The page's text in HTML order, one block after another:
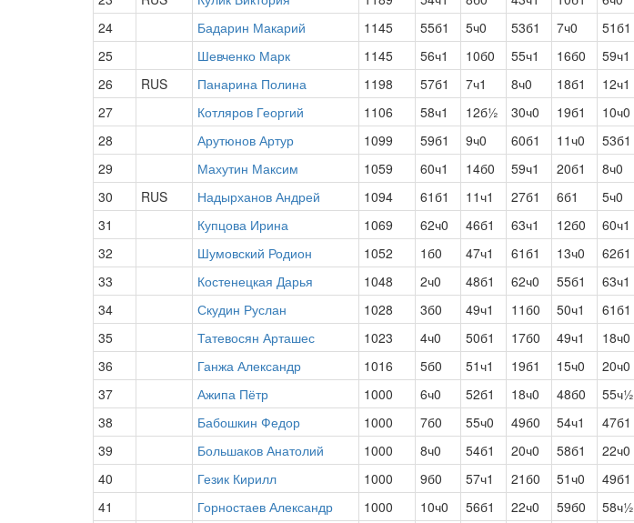
24
Бадарин Макарий 1145 55б1 5ч0 53б1 7ч0 51б1
25
Шевченко Марк 1145 56ч1 10б0 55ч1 16б0 59ч1
26
RUS Панарина Полина 1198 57б1 7ч1 8ч0 18б1 12ч1
27
Котляров Георгий 1106 58ч1 12б½ 30ч0 19б1 10ч0
28
Арутюнов Артур 1099 59б1 9ч0 60б1 11ч0 53б1
29
Махутин Максим 1059 60ч1 14б0 59ч1 20б1 8ч0
30
RUS Надырханов Андрей 1094 61б1 11ч1 27б1 6б1 5ч0
31
Купцова Ирина 1069 62ч0 46б1 63ч1 12б0 60ч1
32
Шумовский Родион 1052 1б0 47ч1 61б1 13ч0 62б1
33
Костенецкая Дарья 1048 2ч0 48б1 62ч0 55б1 63ч1
34
Скудин Руслан 1028 3б0 49ч1 11б0 50ч1 61б1
35
Татевосян Арташес 1023 4ч0 50б1 17б0 49ч1 18ч0
36
Ганжа Александр 1016 5б0 51ч1 19б1 15ч0 20ч0
37
Ажипа Пётр 1000 6ч0 52б1 18ч0 48б0 55ч½
38
Бабошкин Федор 1000 7б0 55ч0 49б0 54ч1 47б1
39
Большаков Анатолий 1000 8ч0 54б1 20ч0 58б1 22ч0
40
Гезик Кирилл 1000 9б0 57ч1 21б0 51ч0 49б1
41
Горностаев Александр 1000 10ч0 56б1 22ч0 59б0 58ч½